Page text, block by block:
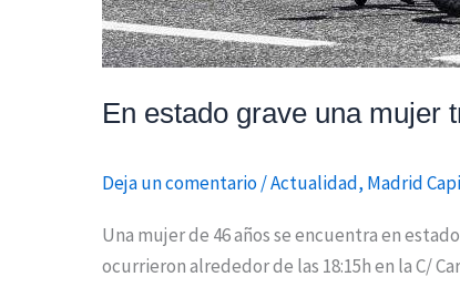
En estado grave una mujer
Deja un comentario/Actualidad, Madrid
Una mujer de 46 años se encuentra en
ocurrieron alrededor de las 18:15h en la C/
en
bicicleta